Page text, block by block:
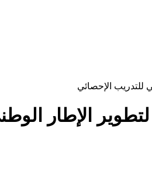
للتدريب الإحصائي
الإطار